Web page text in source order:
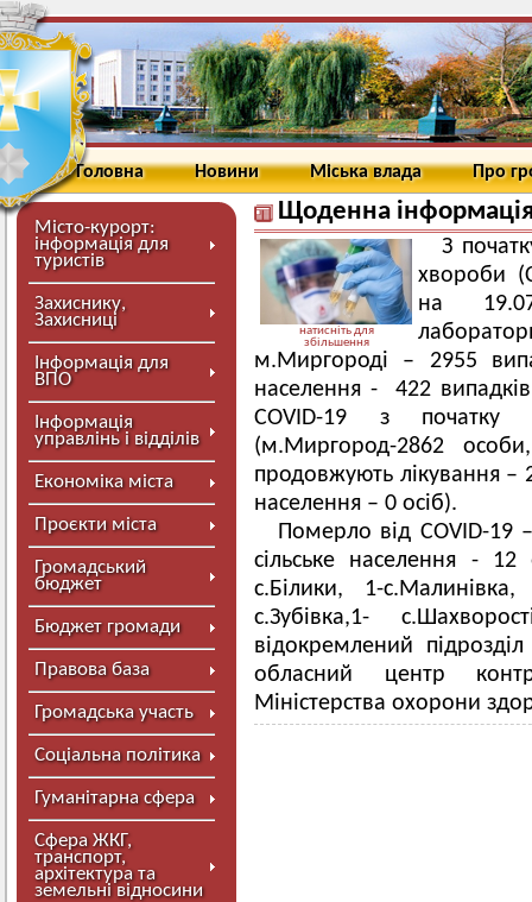
Головна Новини Міська влада Про
Місто-курорт:
інформація для
туристів
Захиснику,
Захисниці
Інформація для
ВПО
Інформація
управлінь і відділів
Економіка міста
Проєкти міста
Громадський
бюджет
Бюджет громади
Правова база
Громадська участь
Соціальна політика
Гуманітарна сфера
Сфера ЖКГ,
транспорт,
архітектура та
земельні відносини
Щоденна інформація
натисніть для
збільшення
З
хвороби
на
м.Миргороді – 2955
населення - 422
COVID-19 з початку
(м.Миргород-2862
продовжують лікування –
населення – 0 осіб).
Померло від COVID-
сільське населення - 12
с.Білики, 1-
с.Зубівка,1-
відокремлений
обласний центр
Міністерства охорони